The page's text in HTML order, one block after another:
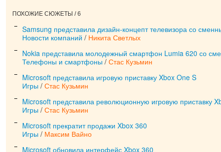
ПОХОЖИЕ СЮЖЕТЫ / 6
Samsung представила дизайн-концепт телевизора со
Новости компаний / Никита Светлых
Nokia представила молодежный смартфон Lumia 620 со
Телефоны и смартфоны / Стас Кузьмин
Microsoft представила игровую приставку Xbox One S
Игры / Стас Кузьмин
Microsoft представила революционную игровую приставку
Игры / Стас Кузьмин
Microsoft прекратит продажи Xbox 360
Игры / Максим Вайно
Microsoft обновила интерфейс Xbox 360